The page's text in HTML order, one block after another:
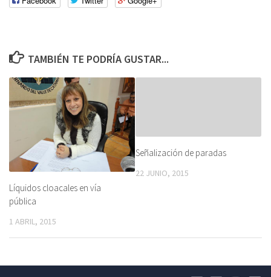
TAMBIÉN TE PODRÍA GUSTAR...
Líquidos cloacales en vía
pública
1 ABRIL, 2015
Señalización de paradas
22 JUNIO, 2015